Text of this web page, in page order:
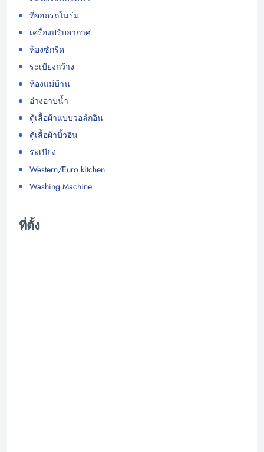
ที่จอดรถในร่ม
เครื่องปรับอากาศ
ห้องซักรีด
ระเบียงกว้าง
ห้องแม่บ้าน
อ่างอาบน้ำ
ตู้เสื้อผ้าแบบวอล์กอิน
ตู้เสื้อผ้าบิ้วอิน
ระเบียง
Western/Euro kitchen
Washing Machine
ที่ตั้ง